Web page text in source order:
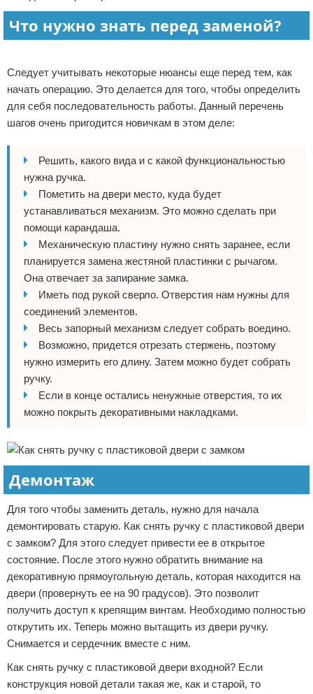
Что нужно знать перед заменой?
Следует учитывать некоторые нюансы еще перед тем, как
начать операцию. Это делается для того, чтобы определить
для себя последовательность работы. Данный перечень
шагов очень пригодится новичкам в этом деле:
Решить, какого вида и с какой функциональностью
нужна ручка.
Пометить на двери место, куда будет
устанавливаться механизм. Это можно сделать при
помощи карандаша.
Механическую пластину нужно снять заранее, если
планируется замена жестяной пластинки с рычагом.
Она отвечает за запирание замка.
Иметь под рукой сверло. Отверстия нам нужны для
соединений элементов.
Весь запорный механизм следует собрать воедино.
Возможно, придется отрезать стержень, поэтому
нужно измерить его длину. Затем можно будет собрать
ручку.
Если в конце остались ненужные отверстия, то их
можно покрыть декоративными накладками.
Демонтаж
Для того чтобы заменить деталь, нужно для начала
демонтировать старую. Как снять ручку с пластиковой двери
с замком? Для этого следует привести ее в открытое
состояние. После этого нужно обратить внимание на
декоративную прямоугольную деталь, которая находится на
двери (провернуть ее на 90 градусов). Это позволит
получить доступ к крепящим винтам. Необходимо полностью
открутить их. Теперь можно вытащить из двери ручку.
Снимается и сердечник вместе с ним.
Как снять ручку с пластиковой двери входной? Если
конструкция новой детали такая же, как и старой, то